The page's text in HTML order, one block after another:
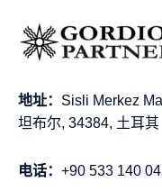
地址： Sisli Merkez
坦布尔, 34384, 土耳其
电话： +90 533 140